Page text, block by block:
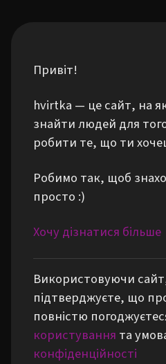
Привіт!
hvirtka — це сайт, на
знайти людей для
робити те, що ти
Робимо так, щоб
просто :)
Хочу дізнатися більше
Використовуючи
підтверджуєте, що
повністю
користування та
конфіденційності